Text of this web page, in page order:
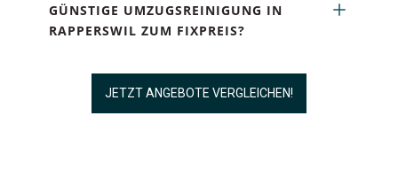
GÜNSTIGE UMZUGSREINIGUNG IN
RAPPERSWIL ZUM FIXPREIS?
JETZT ANGEBOTE VERGLEICHEN!